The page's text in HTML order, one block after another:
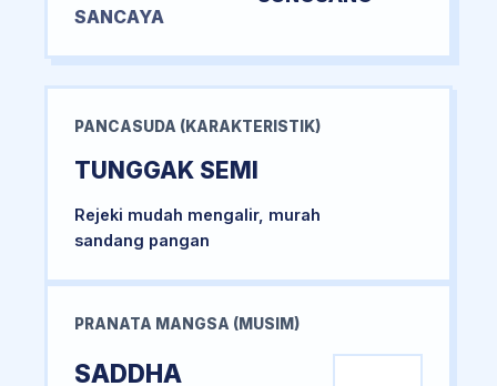
SANCAYA
PANCASUDA (KARAKTERISTIK)
TUNGGAK SEMI
Rejeki mudah mengalir, murah
sandang pangan
PRANATA MANGSA (MUSIM)
SADDHA